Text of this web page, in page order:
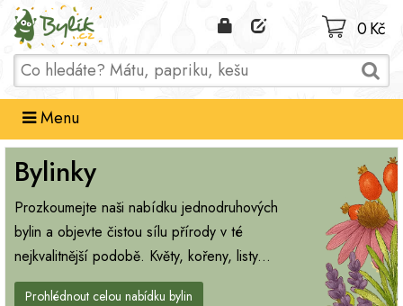
Domů
0 Kč
Menu
Bylinky
Prozkoumejte naši nabídku jednodruhových
bylin a objevte čistou sílu přírody v té
nejkvalitnější podobě. Květy, kořeny, listy...
Prohlédnout celou nabídku bylin